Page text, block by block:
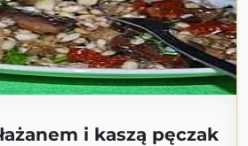
i kaszą pęczak